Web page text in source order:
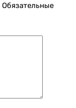
Обязательные